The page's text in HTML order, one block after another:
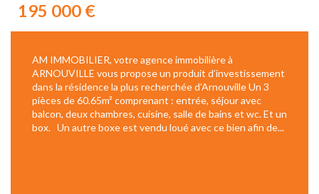
195 000 €
AM IMMOBILIER, votre agence immobilière à
ARNOUVILLE vous propose un produit d’investissement
dans la résidence la plus recherchée d’Arnouville Un 3
pièces de 60.65m² comprenant : entrée, séjour avec
balcon, deux chambres, cuisine, salle de bains et wc. Et un
box. Un autre boxe est vendu loué avec ce bien afin de...